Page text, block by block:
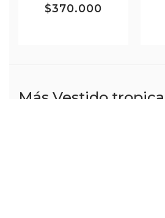
$370.000
Más Vestido